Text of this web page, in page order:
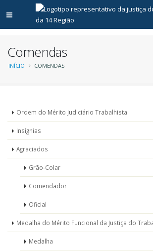
Abrir menu principal
Comendas
Trilha
navegação
INÍCIO COMENDAS
Menu
Comendas
Ordem do Mérito Judiciário Trabalhista
Insígnias
Agraciados
Grão-Colar
Comendador
Oficial
Medalha do Mérito Funcional da Justiça do
Medalha